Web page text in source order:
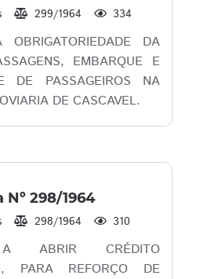
299/1964 334
OBRIGATORIEDADE DA
EMBARQUE E
DE PASSAGEIROS NA
DE CASCAVEL.
Nº 298/1964
298/1964 310
ABRIR CRÉDITO
PARA REFORÇO DE